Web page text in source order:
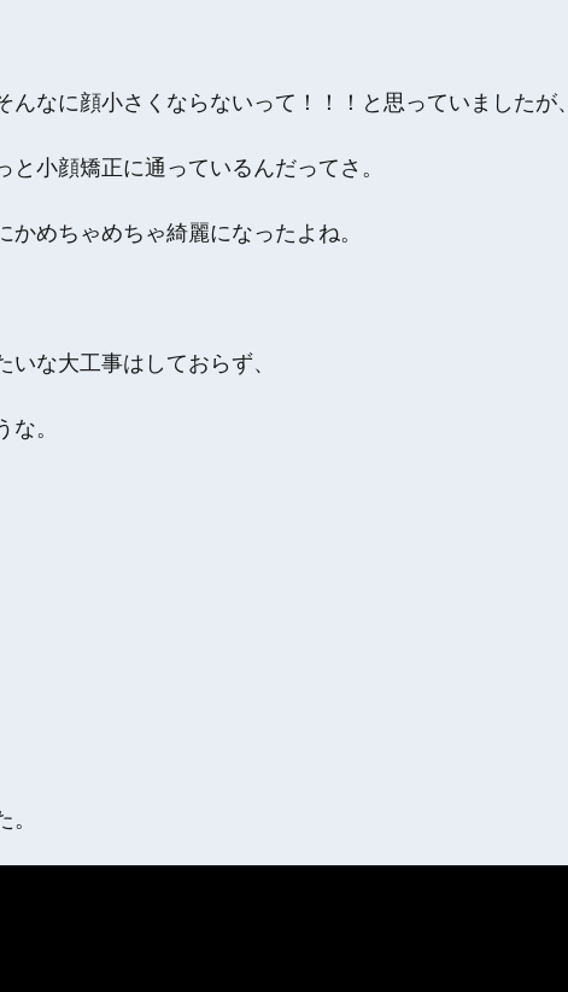
なに顔小さくならないって！！！と思っていましたが、
小顔矯正に通っているんだってさ。
めちゃめちゃ綺麗になったよね。
な大工事はしておらず、
。